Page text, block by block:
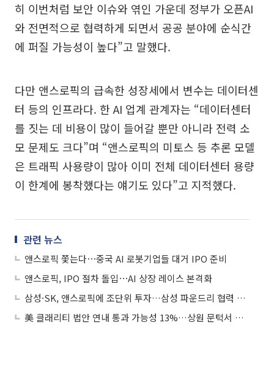
히 이번처럼 보안 이슈와 엮인 가운데 정부가 오픈AI
와 전면적으로 협력하게 되면서 공공 분야에 순식간
에 퍼질 가능성이 높다”고 말했다.
다만 앤스로픽의 급속한 성장세에서 변수는 데이터센
터 등의 인프라다. 한 AI 업계 관계자는 “데이터센터
를 짓는 데 비용이 많이 들어갈 뿐만 아니라 전력 소
모 문제도 크다”며 “앤스로픽의 미토스 등 추론 모델
은 트래픽 사용량이 많아 이미 전체 데이터센터 용량
이 한계에 봉착했다는 얘기도 있다”고 지적했다.
관련 뉴스
앤스로픽 쫓는다⋯중국 AI 로봇기업들 대거 IPO 준비
앤스로픽, IPO 절차 돌입⋯AI 상장 레이스 본격화
삼성·SK, 앤스로픽에 조단위 투자…삼성 파운드리 협력 가능성 '주목'
美 클래리티 법안 연내 통과 가능성 13%…상원 문턱서 제동